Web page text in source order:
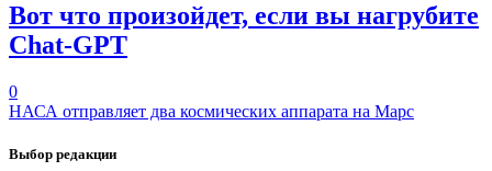
Вот что произойдет, если вы нагрубите
Chаt-GPT
0
НАСА отправляет два космических аппарата на Марс
Выбор редакции